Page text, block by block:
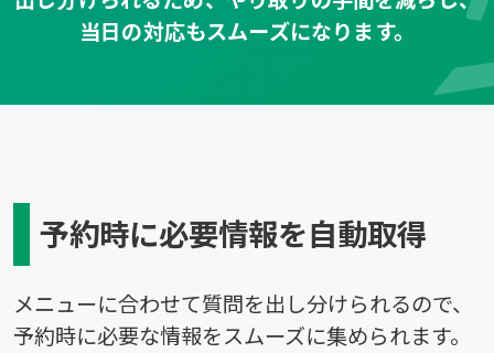
当日の対応もスムーズになります。
予約時に必要情報を自動取得
メニューに合わせて質問を出し分けられるので、
予約時に必要な情報をスムーズに集められます。